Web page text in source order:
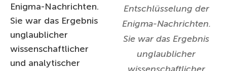
Entschlüsselung der
Enigma-Nachrichten.
Sie war das Ergebnis
unglaublicher
Enigma-Nachrichten.
Sie war das Ergebnis
unglaublicher
wissenschaftlicher
und analytischer